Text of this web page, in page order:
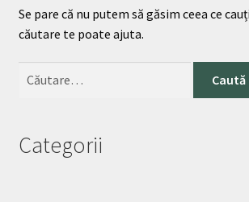
Platforma E-Learning
Se pare că nu putem să găsim ceea ce
căutare te poate ajuta.
Categorii